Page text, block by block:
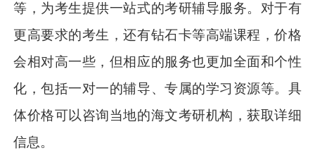
等，为考生提供一站式的考研辅导服务。对于有
更高要求的考生，还有钻石卡等高端课程，价格
会相对高一些，但相应的服务也更加全面和个性
化，包括一对一的辅导、专属的学习资源等。具
体价格可以咨询当地的海文考研机构，获取详细
信息。